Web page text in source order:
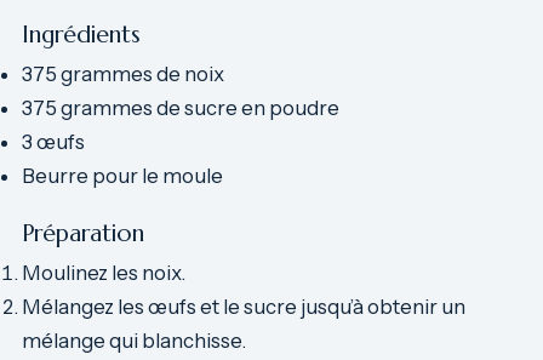
Ingrédients
375 grammes de noix
375 grammes de sucre en poudre
3 œufs
Beurre pour le moule
Préparation
Moulinez les noix.
Mélangez les œufs et le sucre jusqu’à obtenir un
mélange qui blanchisse.